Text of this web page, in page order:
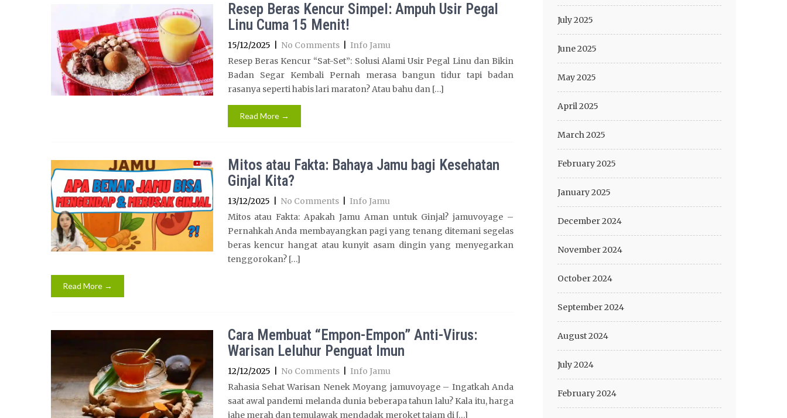
Resep Beras Kencur Simpel: Ampuh Usir Pegal
Linu Cuma 15 Menit!
15/12/2025 No Comments
Info Jamu
Resep Beras Kencur “Sat-Set”: Solusi Alami Usir Pegal Linu dan Bikin
Badan Segar Kembali Pernah merasa bangun tidur tapi badan
rasanya seperti habis lari maraton? Atau bahu dan […]
Read More →
Mitos atau Fakta: Bahaya Jamu bagi Kesehatan
Ginjal Kita?
13/12/2025 No Comments
Info Jamu
Mitos atau Fakta: Apakah Jamu Aman untuk Ginjal? jamuvoyage –
Pernahkah Anda membayangkan pagi yang tenang ditemani segelas
beras kencur hangat atau kunyit asam dingin yang menyegarkan
tenggorokan? […]
Read More →
Cara Membuat “Empon-Empon” Anti-Virus:
Warisan Leluhur Penguat Imun
12/12/2025 No Comments
Info Jamu
Rahasia Sehat Warisan Nenek Moyang jamuvoyage – Ingatkah Anda
saat awal pandemi melanda dunia beberapa tahun lalu? Kala itu, harga
jahe merah dan temulawak mendadak meroket tajam di […]
July 2025
June 2025
May 2025
April 2025
March 2025
February 2025
January 2025
December 2024
November 2024
October 2024
September 2024
August 2024
July 2024
February 2024